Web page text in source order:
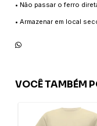
• Não passar o ferro
• Armazenar em local
VOCÊ TAMBÉM